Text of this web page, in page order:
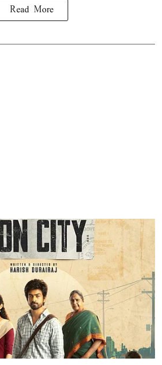
Read More